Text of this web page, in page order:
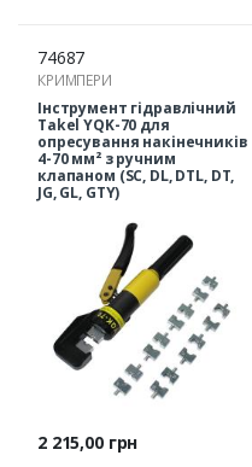
74687
КРИМПЕРИ
Інструмент гідравлічний
Takel YQK-70 для
опресування накінечників
4-70 мм² з ручним
клапаном (SC, DL, DTL, DT,
JG, GL, GTY)
Ціна
2 215,00 грн